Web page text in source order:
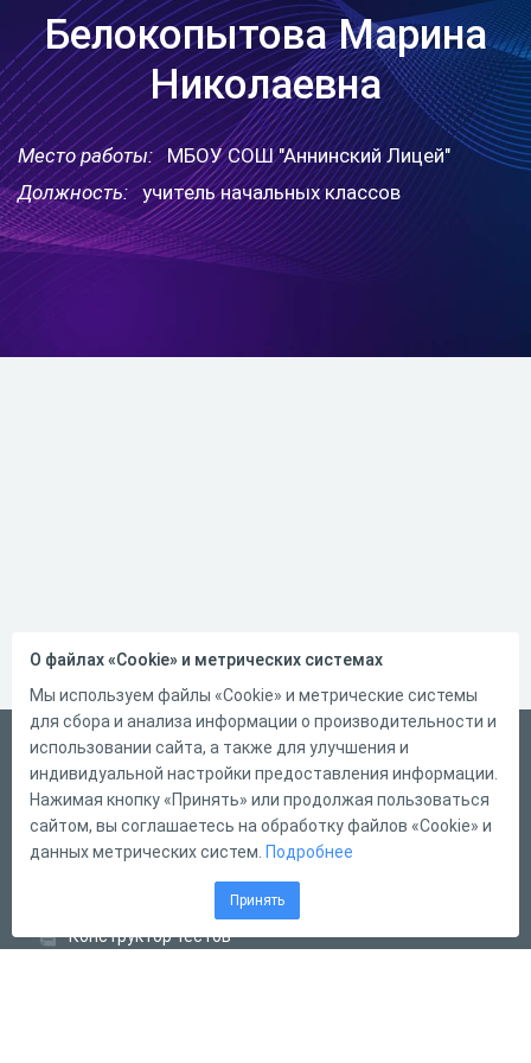
Белокопытова Марина
Николаевна
Место работы: МБОУ СОШ "Аннинский Лицей"
Должность: учитель начальных классов
Русский
Справка
Форма обратной связи
Контакты
Конструктор тестов
О файлах «Cookie» и метрических системах
Мы используем файлы «Cookie» и метрические системы
для сбора и анализа информации о производительности и
использовании сайта, а также для улучшения и
индивидуальной настройки предоставления информации.
Нажимая кнопку «Принять» или продолжая пользоваться
сайтом, вы соглашаетесь на обработку файлов «Cookie» и
данных метрических систем. Подробнее
Принять